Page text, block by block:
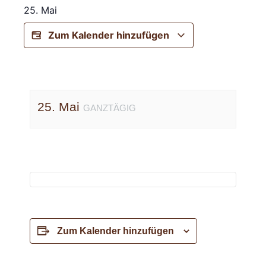
25. Mai
Zum Kalender hinzufügen
25. Mai GANZTÄGIG
Zum Kalender hinzufügen